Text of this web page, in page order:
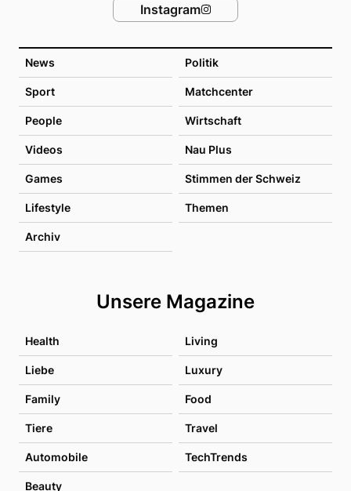
News Politik
Sport Matchcenter
People Wirtschaft
Videos Nau Plus
Games Stimmen der Schweiz
Lifestyle Themen
Archiv
Unsere Magazine
Health Living
Liebe Luxury
Family Food
Tiere Travel
Automobile TechTrends
Beauty
Instagram